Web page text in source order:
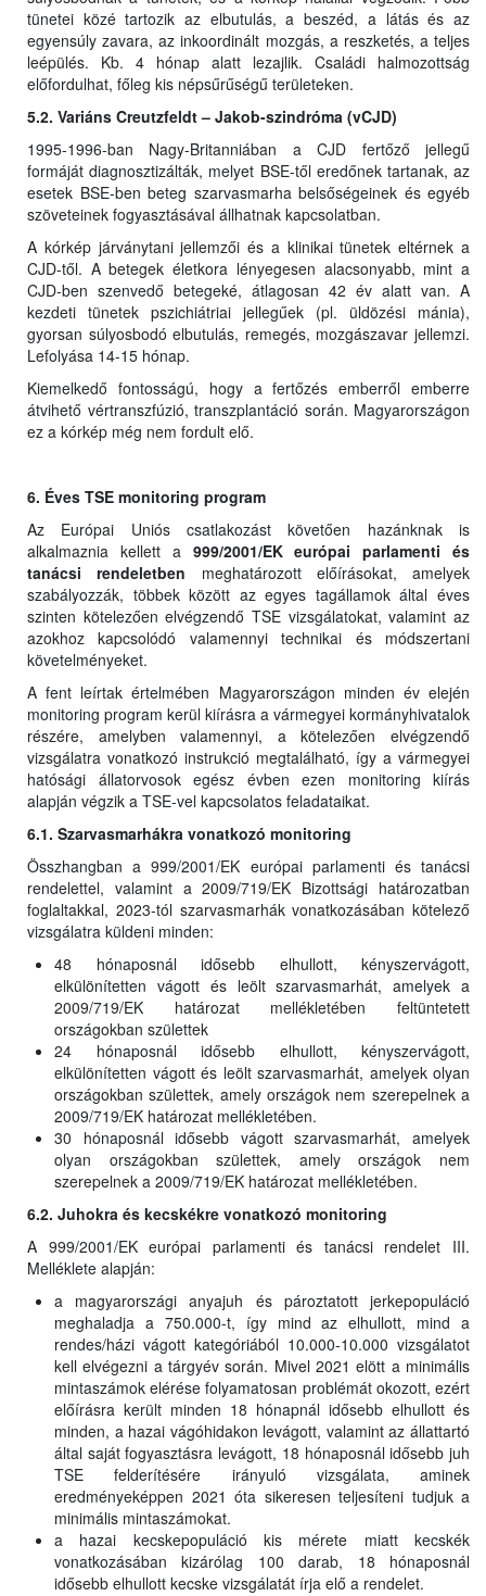
tünetei közé tartozik az elbutulás, a beszéd, a látás és az
egyensúly zavara, az inkoordinált mozgás, a reszketés, a teljes
leépülés. Kb. 4 hónap alatt lezajlik. Családi halmozottság
előfordulhat, főleg kis népsűrűségű területeken.
5.2. Variáns Creutzfeldt – Jakob-szindróma (vCJD)
1995-1996-ban Nagy-Britanniában a CJD fertőző jellegű
formáját diagnosztizálták, melyet BSE-től eredőnek tartanak, az
esetek BSE-ben beteg szarvasmarha belsőségeinek és egyéb
szöveteinek fogyasztásával állhatnak kapcsolatban.
A kórkép járványtani jellemzői és a klinikai tünetek eltérnek a
CJD-től. A betegek életkora lényegesen alacsonyabb, mint a
CJD-ben szenvedő betegeké, átlagosan 42 év alatt van. A
kezdeti tünetek pszichiátriai jellegűek (pl. üldözési mánia),
gyorsan súlyosbodó elbutulás, remegés, mozgászavar jellemzi.
Lefolyása 14-15 hónap.
Kiemelkedő fontosságú, hogy a fertőzés emberről emberre
átvihető vértranszfúzió, transzplantáció során. Magyarországon
ez a kórkép még nem fordult elő.
6. Éves TSE monitoring program
Az Európai Uniós csatlakozást követően hazánknak is
alkalmaznia kellett a 999/2001/EK európai parlamenti és
tanácsi rendeletben meghatározott előírásokat, amelyek
szabályozzák, többek között az egyes tagállamok által éves
szinten kötelezően elvégzendő TSE vizsgálatokat, valamint az
azokhoz kapcsolódó valamennyi technikai és módszertani
követelményeket.
A fent leírtak értelmében Magyarországon minden év elején
monitoring program kerül kiírásra a vármegyei kormányhivatalok
részére, amelyben valamennyi, a kötelezően elvégzendő
vizsgálatra vonatkozó instrukció megtalálható, így a vármegyei
hatósági állatorvosok egész évben ezen monitoring kiírás
alapján végzik a TSE-vel kapcsolatos feladataikat.
6.1. Szarvasmarhákra vonatkozó monitoring
Összhangban a 999/2001/EK európai parlamenti és tanácsi
rendelettel, valamint a 2009/719/EK Bizottsági határozatban
foglaltakkal, 2023-tól szarvasmarhák vonatkozásában kötelező
vizsgálatra küldeni minden:
48 hónaposnál idősebb elhullott, kényszervágott,
elkülönítetten vágott és leölt szarvasmarhát, amelyek a
2009/719/EK határozat mellékletében feltüntetett
országokban születtek
24 hónaposnál idősebb elhullott, kényszervágott,
elkülönítetten vágott és leölt szarvasmarhát, amelyek olyan
országokban születtek, amely országok nem szerepelnek a
2009/719/EK határozat mellékletében.
30 hónaposnál idősebb vágott szarvasmarhát, amelyek
olyan országokban születtek, amely országok nem
szerepelnek a 2009/719/EK határozat mellékletében.
6.2. Juhokra és kecskékre vonatkozó monitoring
A 999/2001/EK európai parlamenti és tanácsi rendelet III.
Melléklete alapján:
a magyarországi anyajuh és pároztatott jerkepopuláció
meghaladja a 750.000-t, így mind az elhullott, mind a
rendes/házi vágott kategóriából 10.000-10.000 vizsgálatot
kell elvégezni a tárgyév során. Mivel 2021 elött a minimális
mintaszámok elérése folyamatosan problémát okozott, ezért
előírásra került minden 18 hónapnál idősebb elhullott és
minden, a hazai vágóhidakon levágott, valamint az állattartó
által saját fogyasztásra levágott, 18 hónaposnál idősebb juh
TSE felderítésére irányuló vizsgálata, aminek
eredményeképpen 2021 óta sikeresen teljesíteni tudjuk a
minimális mintaszámokat.
a hazai kecskepopuláció kis mérete miatt kecskék
vonatkozásában kizárólag 100 darab, 18 hónaposnál
idősebb elhullott kecske vizsgálatát írja elő a rendelet.